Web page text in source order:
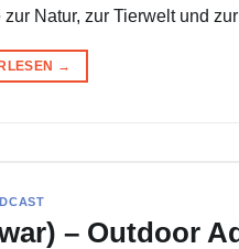
Natur, zur Tierwelt und
→
– Outdoor